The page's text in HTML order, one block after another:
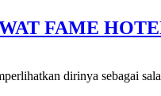
FAME
dirinya sebagai